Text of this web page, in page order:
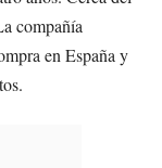
compañía
en España y